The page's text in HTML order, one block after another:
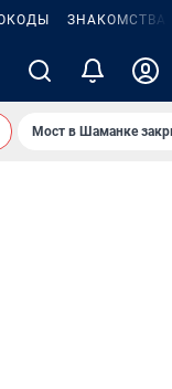
ЗНАКОМСТВА
Мост в Шаманке